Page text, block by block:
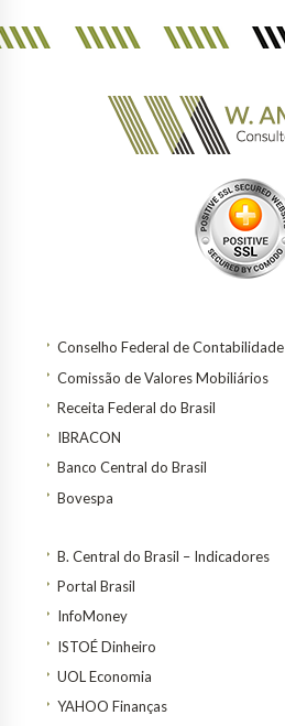
Conselho Federal de Contabilidade
Comissão de Valores Mobiliários
Receita Federal do Brasil
IBRACON
Banco Central do Brasil
Bovespa
B. Central do Brasil – Indicadores
Portal Brasil
InfoMoney
ISTOÉ Dinheiro
UOL Economia
YAHOO Finanças